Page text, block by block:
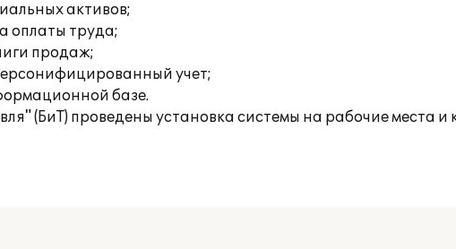
активов;
оплаты труда;
продаж;
учет;
базе.
(БиТ) проведены установка системы на рабочие места и